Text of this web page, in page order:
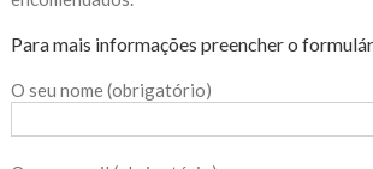
Para mais informações preencher o
O seu nome (obrigatório)